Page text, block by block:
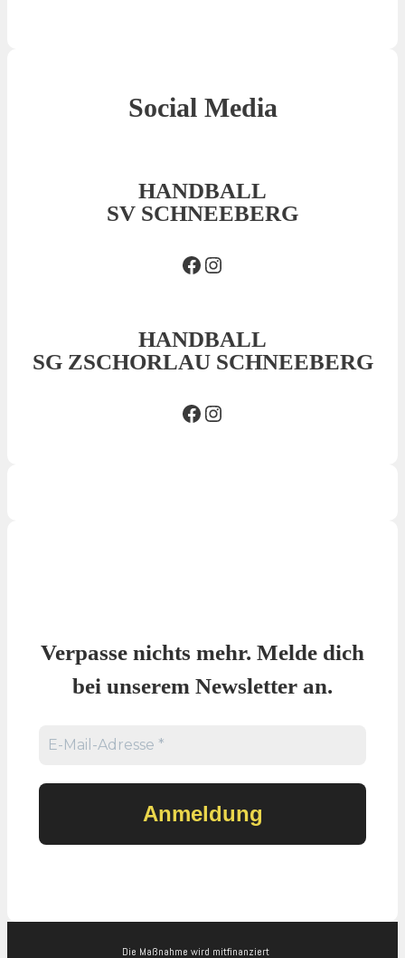
Social Media
HANDBALL
SV SCHNEEBERG
Facebook SVSInsta SVS
HANDBALL
SG ZSCHORLAU SCHNEEBERG
Facebook SGInsta SG
Verpasse nichts mehr. Melde dich
bei unserem Newsletter an.
Die Maßnahme wird mitfinanziert